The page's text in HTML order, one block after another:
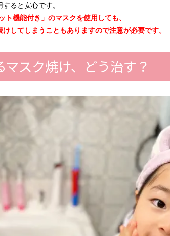
ると安心です。
ト機能付き」のマスクを使用しても、
してしまうこともありますので注意が必要です。
マスク焼け、どう治す？